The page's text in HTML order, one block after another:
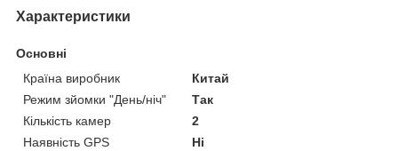
Характеристики
Основні
Країна виробник
Китай
Режим зйомки "День/ніч"
Так
Кількість камер
2
Наявність GPS
Ні